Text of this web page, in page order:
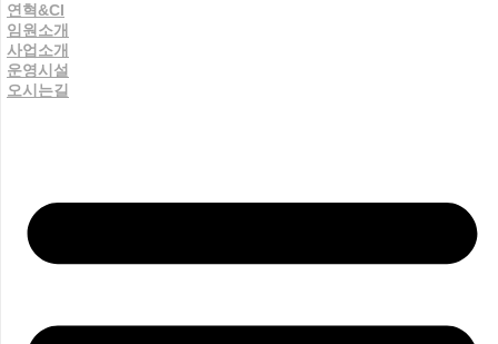
연혁&CI
임원소개
사업소개
운영시설
오시는길